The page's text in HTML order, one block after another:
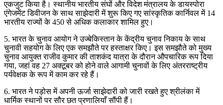
एकजुट किया है। स्थानीय भारतीय संघों और विदेश मंत्रालय के डायस्पोरा
एंगेजमेंट डिवीजन के साथ साझेदारी में शुरू किए गए सांस्कृतिक कार्निवल में 14
भारतीय राज्यों के 450 से अधिक कलाकार शामिल हुए।
5. भारत के चुनाव आयोग ने उज्बेकिस्तान के केंद्रीय चुनाव निकाय के साथ
चुनावी सहयोग के लिए एक समझौते पर हस्ताक्षर किए। इस समझौते को मुख्य
चुनाव आयुक्त राजीव कुमार की ताशकंद यात्रा के दौरान औपचारिक रूप दिया
गया, जहां वह 27 अक्टूबर को होने वाले आगामी चुनावों के लिए अंतरराष्ट्रीय
पर्यवेक्षक के रूप में काम कर रहे हैं।
6. भारत ने पड़ोस में अपनी ऊर्जा साझेदारी को जारी रखते हुए श्रीलंका में
धार्मिक स्थानों पर सौर छत प्रणालियाँ सौंपी हैं।